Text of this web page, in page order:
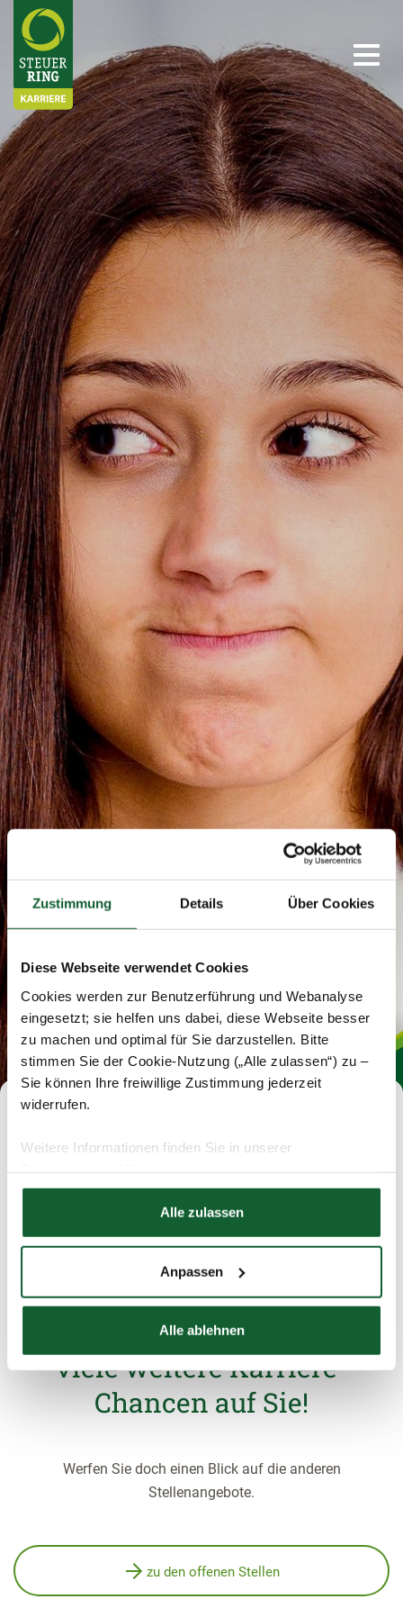
Zustimmung Details Über Cookies
Diese Webseite verwendet Cookies
Cookies werden zur Benutzerführung und Webanalyse
eingesetzt; sie helfen uns dabei, diese Webseite besser
zu machen und optimal für Sie darzustellen. Bitte
stimmen Sie der Cookie-Nutzung („Alle zulassen“) zu –
Sie können Ihre freiwillige Zustimmung jederzeit
widerrufen.
Weitere Informationen finden Sie in unserer
Hier finden Sie unserImpressum
Alle zulassen
Anpassen
Alle ablehnen
Schade, diese Stelle ist schon
vergeben.
Aber keine Sorge, im
Steuerring warten noch
viele weitere Karriere-
Chancen auf Sie!
Werfen Sie doch einen Blick auf die anderen
Stellenangebote.
zu den offenen Stellen